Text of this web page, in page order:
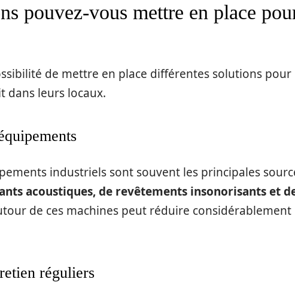
pouvez-vous mettre en place
de mettre en place différentes solutions pour
dans leurs locaux.
industriels sont souvent les principales
acoustiques, de revêtements insonorisants et
de ces machines peut réduire considérablement
réguliers